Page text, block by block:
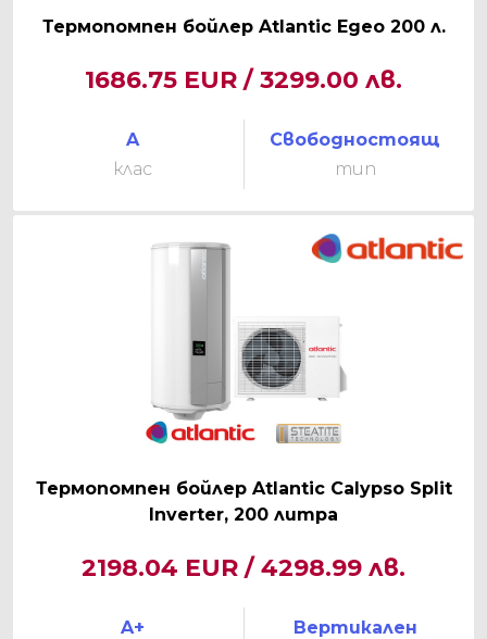
Термопомпен бойлер Atlantic Egeo 200 л.
1686.75 EUR / 3299.00 лв.
A
клас
Свободностоящ
тип
Термопомпен бойлер Atlantic Calypso Split
Inverter, 200 литра
2198.04 EUR / 4298.99 лв.
A+
Вертикален